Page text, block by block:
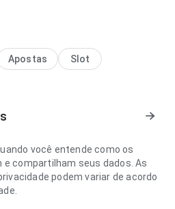
passo. A página deixa uma
Apostas
Slot
você entende como os
compartilham seus dados. As
podem variar de acordo